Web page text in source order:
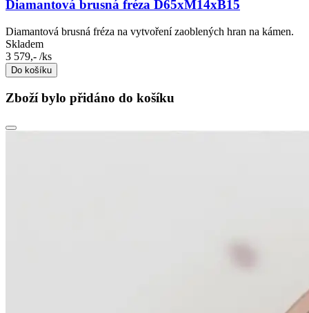
Diamantová brusná fréza D65xM14xB15
Diamantová brusná fréza na vytvoření zaoblených hran na kámen.
Skladem
3 579,- /ks
Do košíku
Zboží bylo přidáno do košíku